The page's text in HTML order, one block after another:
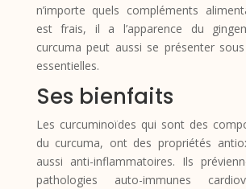
n’importe quels compléments
est frais, il a l’apparence du
curcuma peut aussi se présenter sous
essentielles.
Ses bienfaits
Les curcuminoïdes qui sont des
du curcuma, ont des propriétés
aussi anti-inflammatoires. Ils
pathologies auto-immunes